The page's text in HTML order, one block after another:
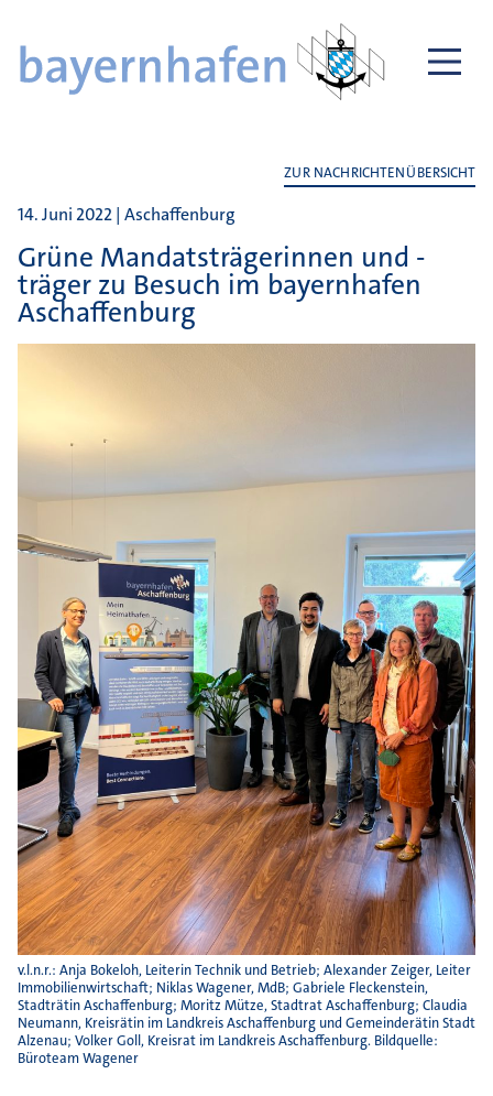
ZUR NACHRICHTENÜBERSICHT
14. Juni 2022 | Aschaffenburg
Grüne Mandatsträgerinnen und -
träger zu Besuch im bayernhafen
Aschaffenburg
v.l.n.r.: Anja Bokeloh, Leiterin Technik und Betrieb; Alexander Zeiger, Leiter
Immobilienwirtschaft; Niklas Wagener, MdB; Gabriele Fleckenstein,
Stadträtin Aschaffenburg; Moritz Mütze, Stadtrat Aschaffenburg; Claudia
Neumann, Kreisrätin im Landkreis Aschaffenburg und Gemeinderätin Stadt
Alzenau; Volker Goll, Kreisrat im Landkreis Aschaffenburg. Bildquelle:
Büroteam Wagener